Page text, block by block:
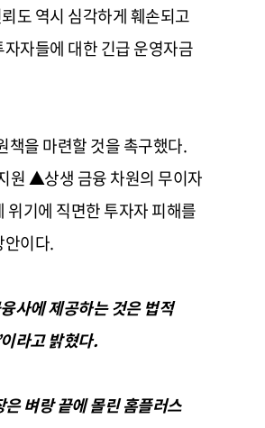
도 역시 심각하게 훼손되고
자들에 대한 긴급 운영자금
책을 마련할 것을 촉구했다.
원 ▲상생 금융 차원의 무이자
위기에 직면한 투자자 피해를
안이다.
사에 제공하는 것은 법적
라고 밝혔다.
벼랑 끝에 몰린 홈플러스